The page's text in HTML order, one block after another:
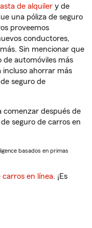
de alquiler y de
una póliza de seguro
proveemos
conductores,
Sin mencionar que
de automóviles más
incluso ahorrar más
seguro de
comenzar después de
seguro de carros en
basados en primas
en línea. ¡Es